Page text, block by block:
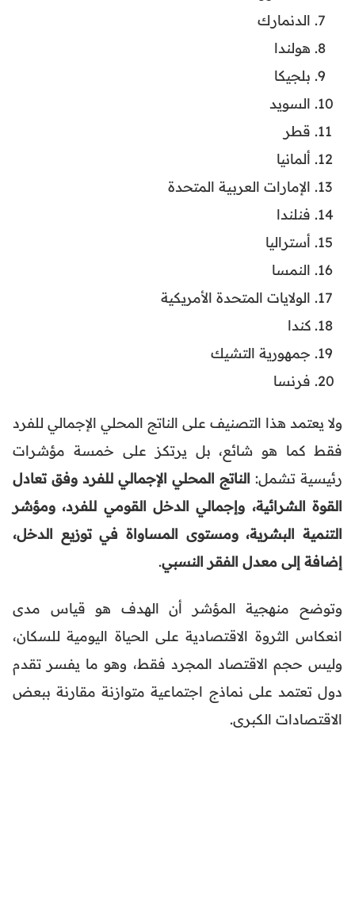
الدنمارك
هولندا
بلجيكا
السويد
قطر
ألمانيا
الإمارات العربية المتحدة
فنلندا
أستراليا
النمسا
الولايات المتحدة الأمريكية
كندا
جمهورية التشيك
فرنسا
ولا يعتمد هذا التصنيف على الناتج المحلي الإجمالي للفرد
فقط كما هو شائع، بل يرتكز على خمسة مؤشرات
رئيسية تشمل: الناتج المحلي الإجمالي للفرد وفق تعادل
القوة الشرائية، وإجمالي الدخل القومي للفرد، ومؤشر
التنمية البشرية، ومستوى المساواة في توزيع الدخل،
إضافة إلى معدل الفقر النسبي.
وتوضح منهجية المؤشر أن الهدف هو قياس مدى
انعكاس الثروة الاقتصادية على الحياة اليومية للسكان،
وليس حجم الاقتصاد المجرد فقط، وهو ما يفسر تقدم
دول تعتمد على نماذج اجتماعية متوازنة مقارنة ببعض
الاقتصادات الكبرى.